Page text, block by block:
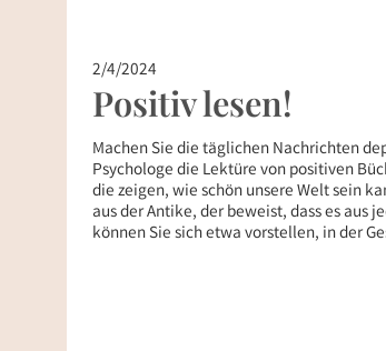
2/4/2024
Positiv lesen!
Machen Sie die täglichen Nachrichten
Psychologe die Lektüre von positiven
die zeigen, wie schön unsere Welt sein
aus der Antike, der beweist, dass es aus
können Sie sich etwa vorstellen, in der